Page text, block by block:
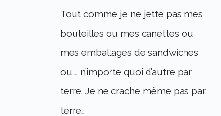
Tout comme je ne jette pas mes
bouteilles ou mes canettes ou
mes emballages de sandwiches
ou … n’importe quoi d’autre par
terre. Je ne crache même pas par
terre…